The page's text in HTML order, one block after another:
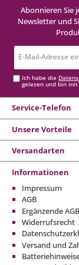
Abonnieren Sie
Newsletter und
Ich habe die
gelesen und bin
Service-Telefon
Unsere Vorteile
Versandarten
Informationen
Impressum
AGB
Ergänzende
Widerrufsrecht
Versand und